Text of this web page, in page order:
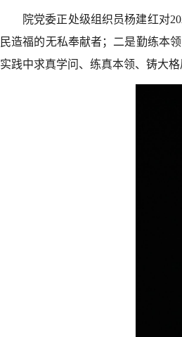
院党委正处级组织员杨建红对
民造福的无私奉献者；二是勤练本
实践中求真学问、练真本领、铸大